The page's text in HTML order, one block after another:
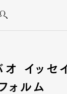
イッセ
ォルム